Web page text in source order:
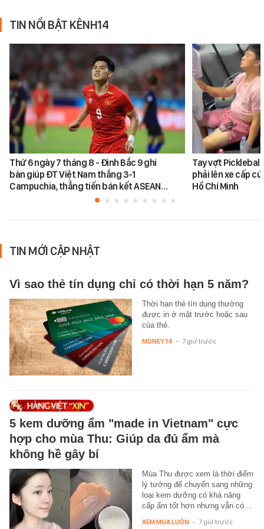
TIN NỔI BẬT KÊNH14
Thứ 6 ngày 7 tháng 8 - Đình Bắc 9 ghi
bàn giúp ĐT Việt Nam thắng 3-1
Campuchia, thẳng tiến bán kết ASEAN…
Tay vợt
phải lên xe cấp
Hồ Chí Minh
TIN MỚI CẬP NHẬT
Vì sao thẻ tín dụng chỉ có thời hạn 5 năm?
Thời hạn thẻ tín dụng thường
được in ở mặt trước hoặc sau
của thẻ.
MONEY.14 - 7 giờ trước
5 kem dưỡng ẩm "made in Vietnam" cực
hợp cho mùa Thu: Giúp da đủ ẩm mà
không hề gây bí
Mùa Thu được xem là thời điểm
lý tưởng để chuyển sang những
loại kem dưỡng có khả năng
cấp ẩm tốt hơn nhưng vẫn có…
XEM MUA LUÔN - 7 giờ trước